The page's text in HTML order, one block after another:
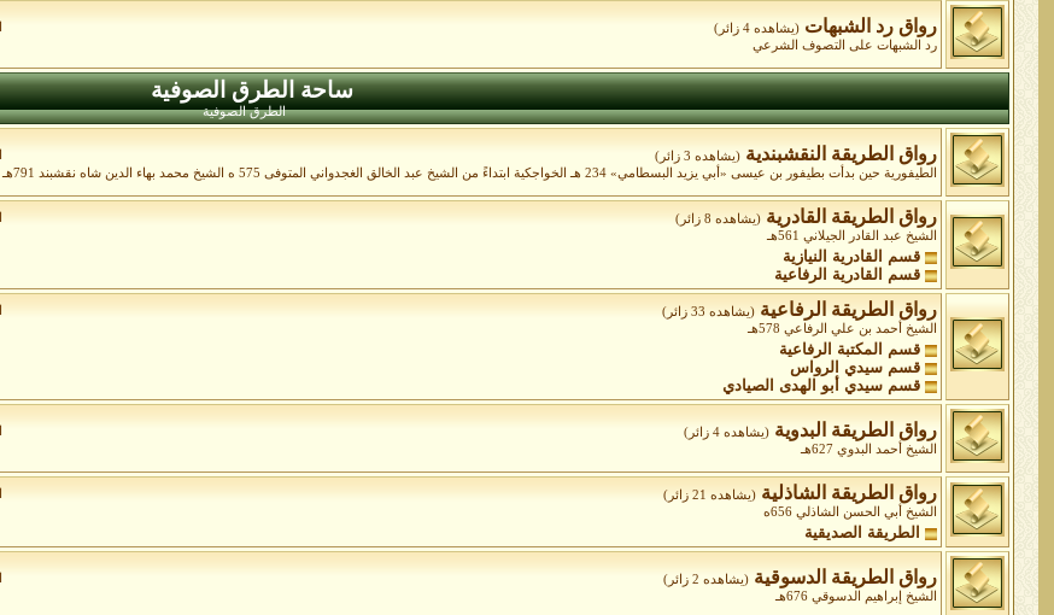
رواق رد الشبهات (يشاهده 4 زائر)
رد الشبهات على التصوف الشرعي
ساحة الطرق الصوفية
الطرق الصوفية
رواق الطريقة النقشبندية (يشاهده 3 زائر)
الطيفورية حين بدأت بطيفور بن عيسى «أبي يزيد البسطامي» 234 هـ الخواجكية ابتداءً من الشيخ عبد الخالق الغجدواني المتوفى 575 ه الشيخ محمد بهاء الدين شاه نقشبند 791هـ
رواق الطريقة القادرية (يشاهده 8 زائر)
الشيخ عبد القادر الجيلاني 561هـ
قسم القادرية النيازية
قسم القادرية الرفاعية
رواق الطريقة الرفاعية (يشاهده 33 زائر)
الشيخ أحمد بن علي الرفاعي 578هـ
قسم المكتبة الرفاعية
قسم سيدي الرواس
قسم سيدي أبو الهدى الصيادي
رواق الطريقة البدوية (يشاهده 4 زائر)
الشيخ أحمد البدوي 627هـ
رواق الطريقة الشاذلية (يشاهده 21 زائر)
الشيخ أبي الحسن الشاذلي 656ه
الطريقة الصديقية
رواق الطريقة الدسوقية (يشاهده 2 زائر)
الشيخ إبراهيم الدسوقي 676هـ